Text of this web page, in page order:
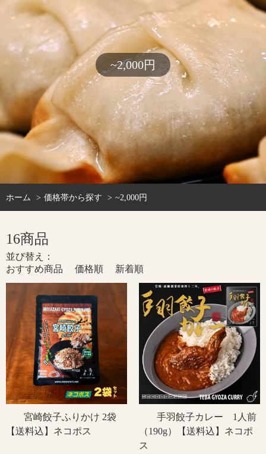
~2,000円
ホーム 価格帯から探す ~2,000円
16商品
並び替え：
おすすめ商品
価格順 新着順
宮崎餃子ふりかけ 2袋
【送料込】ネコポス
手羽餃子カレー 1人前
（190g）【送料込】ネコポ
ス